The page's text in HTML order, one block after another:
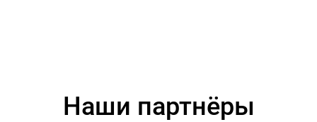
Наши партнёры